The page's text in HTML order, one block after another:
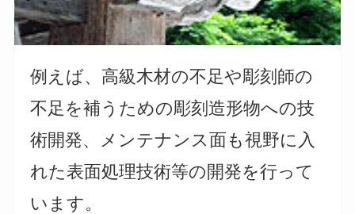
例えば、高級木材の不足や彫刻師の
不足を補うための彫刻造形物への技
術開発、メンテナンス面も視野に入
れた表面処理技術等の開発を行って
います。